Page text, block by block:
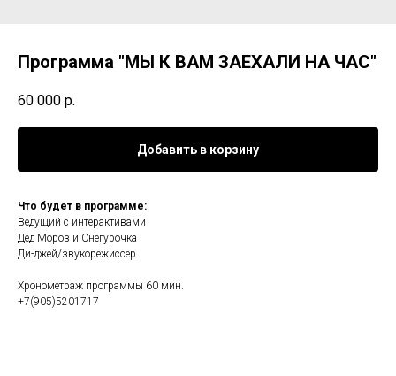
Программа "МЫ К ВАМ ЗАЕХАЛИ НА ЧАС"
60 000 р.
Добавить в корзину
Что будет в программе:
Ведущий с интерактивами
Дед Мороз и Снегурочка
Ди-джей/звукорежиссер
Хронометраж программы 60 мин.
+7(905)5201717